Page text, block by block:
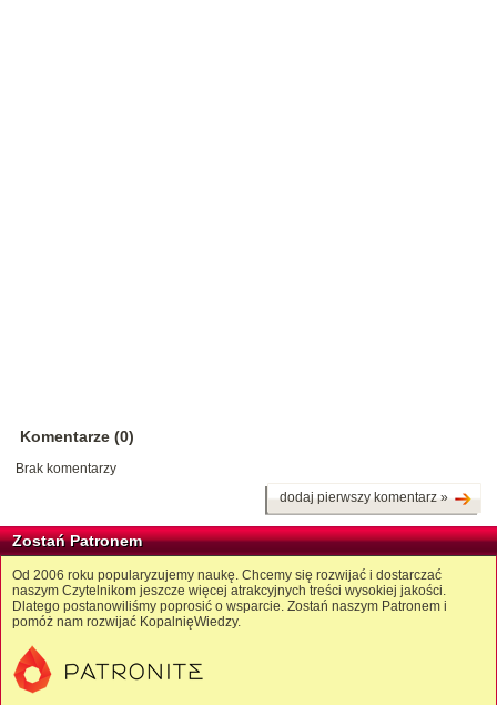
Komentarze (0)
Brak komentarzy
dodaj pierwszy komentarz »
Zostań Patronem
Od 2006 roku popularyzujemy naukę. Chcemy się rozwijać i dostarczać
naszym Czytelnikom jeszcze więcej atrakcyjnych treści wysokiej jakości.
Dlatego postanowiliśmy poprosić o wsparcie. Zostań naszym Patronem i
pomóż nam rozwijać KopalnięWiedzy.